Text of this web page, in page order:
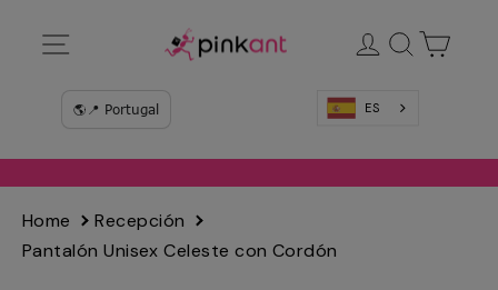
directamente
Ingresar
Buscar
ES
Home
Recepción
Pantalón Unisex Celeste con Cordón